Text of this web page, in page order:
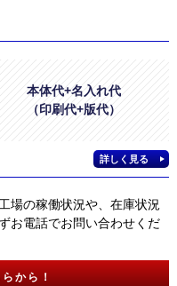
本体代+名入れ代
（印刷代+版代）
詳しく見る
場の稼働状況や、在庫状況
お電話でお問い合わせくだ
から！